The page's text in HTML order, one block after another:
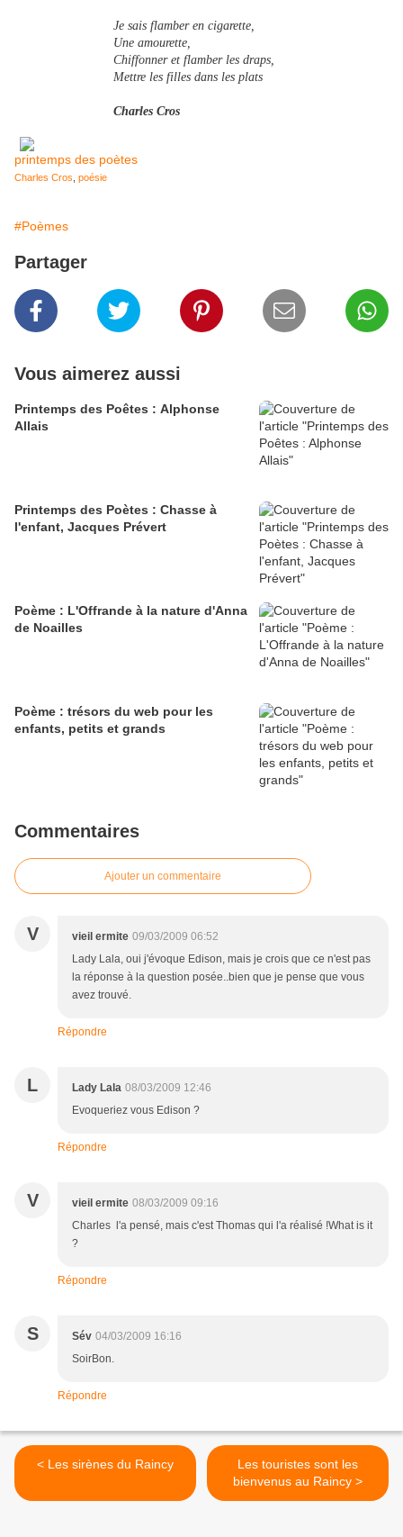
Je sais flamber en cigarette,
Une amourette,
Chiffonner et flamber les draps,
Mettre les filles dans les plats
Charles Cros
printemps des poètes
Charles Cros poésie
#Poèmes
Partager
Vous aimerez aussi
Printemps des Poêtes : Alphonse
Allais
Printemps des Poètes : Chasse à
l'enfant, Jacques Prévert
Poème : L'Offrande à la nature d'Anna
de Noailles
Poème : trésors du web pour les
enfants, petits et grands
Commentaires
Ajouter un commentaire
V vieil ermite 09/03/2009 06:52
Lady Lala, oui j'évoque Edison, mais je crois que ce n'est pas
la réponse à la question posée..bien que je pense que vous
avez trouvé.
Répondre
L Lady Lala 08/03/2009 12:46
Evoqueriez vous Edison ?
Répondre
V vieil ermite 08/03/2009 09:16
Charles l'a pensé, mais c'est Thomas qui l'a réalisé !What is it
?
Répondre
S Sév 04/03/2009 16:16
SoirBon.
Répondre
< Les sirènes du Raincy
Les touristes sont les
bienvenus au Raincy >